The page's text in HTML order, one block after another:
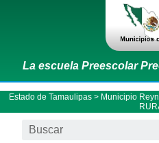
La escuela Preescolar
Estado de Tamaulipas > Municipio